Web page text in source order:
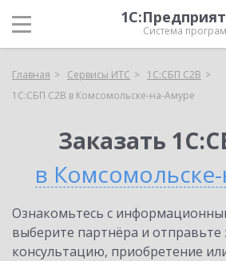
Система
Главная Сервисы ИТС
1С:СБП C2B
1С:СБП C2B в Комсомольске-на-Амуре
Заказать
в
Ознакомьтесь с
выберите партнёра и отправьте
консультацию, приобретение